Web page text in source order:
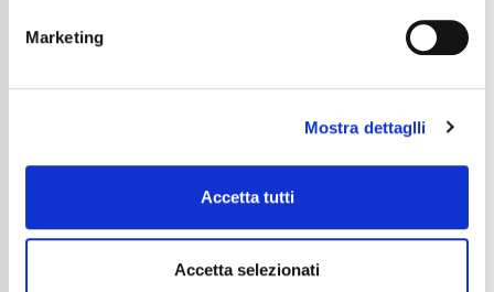
Marketing
Mostra dettaglli
Accetta tutti
Accetta selezionati